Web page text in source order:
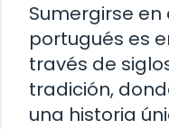
Sumergirse
portugués es
través de
tradición,
una historia